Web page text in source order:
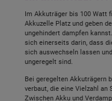
Im Akkuträger bis 100 Watt
Akkuzelle Platz und geben
ungehindert dampfen
sich einerseits darin, dass
sich auswechseln lassen
ungeregelt sind.
Bei geregelten Akkuträgern
verbaut, die eine Vielzahl
Zwischen Akku und